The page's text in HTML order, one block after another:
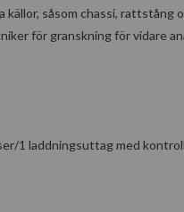
såsom chassi, rattstång
för granskning för vidare
1 laddningsuttag med